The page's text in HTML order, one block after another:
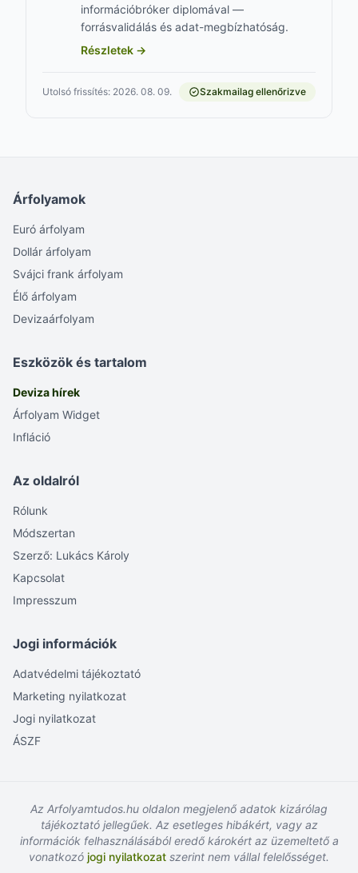
információbróker diplomával —
forrásvalidálás és adat-megbízhatóság.
Részletek →
Utolsó frissítés: 2026. 08. 09. Szakmailag ellenőrizve
Árfolyamok
Euró árfolyam
Dollár árfolyam
Svájci frank árfolyam
Élő árfolyam
Devizaárfolyam
Eszközök és tartalom
Deviza hírek
Árfolyam Widget
Infláció
Az oldalról
Rólunk
Módszertan
Szerző: Lukács Károly
Kapcsolat
Impresszum
Jogi információk
Adatvédelmi tájékoztató
Marketing nyilatkozat
Jogi nyilatkozat
ÁSZF
Az Arfolyamtudos.hu oldalon megjelenő adatok kizárólag
tájékoztató jellegűek. Az esetleges hibákért, vagy az
információk felhasználásából eredő károkért az üzemeltető a
vonatkozó jogi nyilatkozat szerint nem vállal felelősséget.